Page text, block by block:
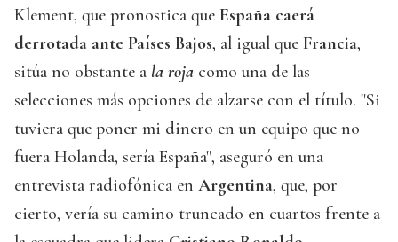
Klement, que pronostica que España caerá
derrotada ante Países Bajos, al igual que Francia,
sitúa no obstante a la roja como una de las
selecciones más opciones de alzarse con el título. "Si
tuviera que poner mi dinero en un equipo que no
fuera Holanda, sería España", aseguró en una
entrevista radiofónica en Argentina, que, por
cierto, vería su camino truncado en cuartos frente a